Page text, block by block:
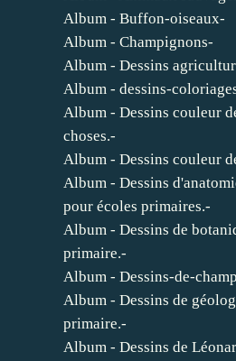
Album - Buffon-oiseaux-
Album - Champignons-
Album - Dessins
Album - dessins-
Album - Dessins couleur
choses.-
Album - Dessins couleur
Album - Dessins
pour écoles primaires.-
Album - Dessins de
primaire.-
Album - Dessins-de-
Album - Dessins de
primaire.-
Album - Dessins de